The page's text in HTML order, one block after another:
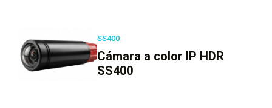
SS400
Cámara a color IP HDR
SS400